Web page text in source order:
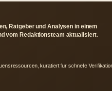
Ratgeber und Analysen in einem
vom Redaktionsteam aktualisiert.
kuratiert fur schnelle